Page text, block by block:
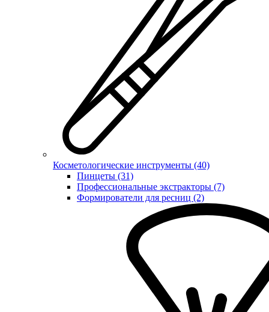
Косметологические инструменты (40)
Пинцеты (31)
Профессиональные экстракторы (7)
Формирователи для ресниц (2)